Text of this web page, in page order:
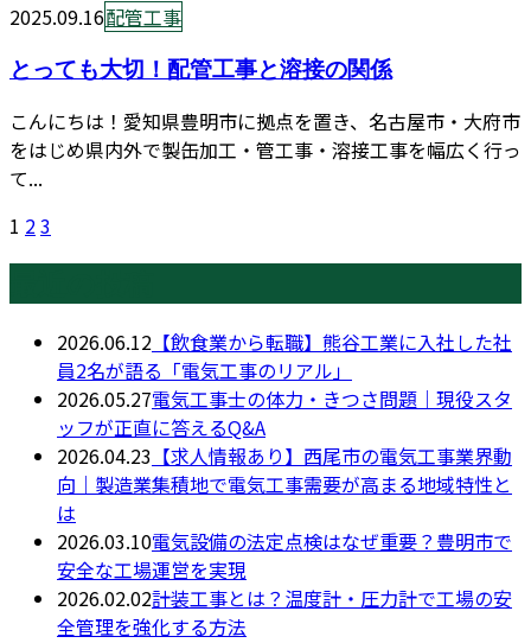
2025.09.16配管工事
とっても大切！配管工事と溶接の関係
こんにちは！愛知県豊明市に拠点を置き、名古屋市・大府市
をはじめ県内外で製缶加工・管工事・溶接工事を幅広く行っ
て...
1 23
2026.06.12 【飲食業から転職】熊谷工業に入社した社
員2名が語る「電気工事のリアル」
2026.05.27電気工事士の体力・きつさ問題｜現役スタ
ッフが正直に答えるQ&A
2026.04.23 【求人情報あり】西尾市の電気工事業界動
向｜製造業集積地で電気工事需要が高まる地域特性と
は
2026.03.10電気設備の法定点検はなぜ重要？豊明市で
安全な工場運営を実現
2026.02.02計装工事とは？温度計・圧力計で工場の安
全管理を強化する方法